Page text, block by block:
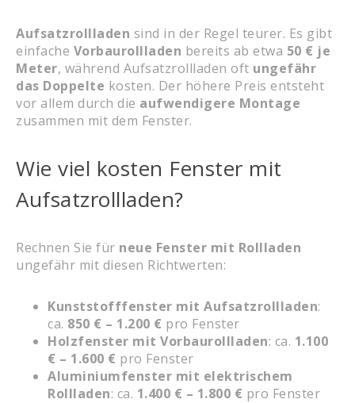
Aufsatzrollladen sind in der Regel teurer. Es gibt
einfache Vorbaurollladen bereits ab etwa 50 € je
Meter, während Aufsatzrollladen oft ungefähr
das Doppelte kosten. Der höhere Preis entsteht
vor allem durch die aufwendigere Montage
zusammen mit dem Fenster.
Wie viel kosten Fenster mit
Aufsatzrollladen?
Rechnen Sie für neue Fenster mit Rollladen
ungefähr mit diesen Richtwerten:
Kunststofffenster mit Aufsatzrollladen:
ca. 850 € – 1.200 € pro Fenster
Holzfenster mit Vorbaurollladen: ca. 1.100
€ – 1.600 € pro Fenster
Aluminiumfenster mit elektrischem
Rollladen: ca. 1.400 € – 1.800 € pro Fenster